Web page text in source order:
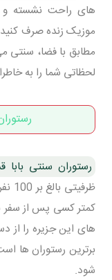
های راحت نشسته و
موزیک زنده صرف
مطابق با فضا، سنتی
لحظاتی شما را به
رستوران سنتی
کمتر کسی پس از سفر
های این جزیره را از
برترین رستوران ها
شود.